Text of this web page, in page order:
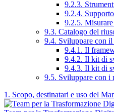
9.2.3.
9.2.4.
9.2.5.
9.3. Catalogo del
9.4. Sviluppare con il
9.4.1. Il
9.4.2. Il kit di
9.4.3. Il kit di
9.5. Sviluppare con i
1. Scopo, destinatari e uso del